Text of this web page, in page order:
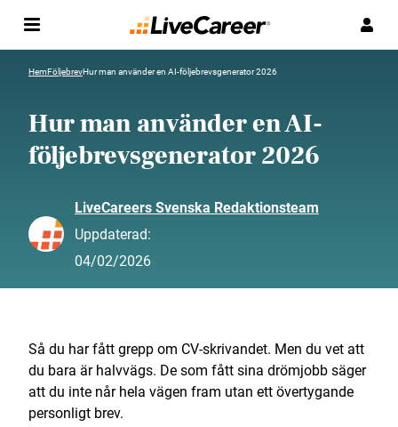
HemFöljebrevHur man använder en AI-följebrevsgenerator 2026
Hur man använder en AI-
följebrevsgenerator 2026
LiveCareers Svenska Redaktionsteam
Uppdaterad:
04/02/2026
Så du har fått grepp om CV-skrivandet. Men du vet att
du bara är halvvägs. De som fått sina drömjobb säger
att du inte når hela vägen fram utan ett övertygande
personligt brev.